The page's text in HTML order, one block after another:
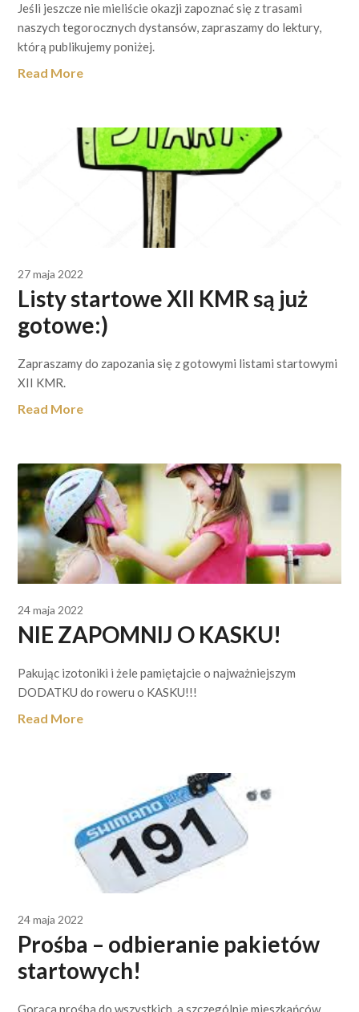
Jeśli jeszcze nie mieliście okazji zapoznać się z trasami
naszych tegorocznych dystansów, zapraszamy do lektury,
którą publikujemy poniżej.
Read More
27 maja 2022
Listy startowe XII KMR są już
gotowe:)
Zapraszamy do zapozania się z gotowymi listami startowymi
XII KMR.
Read More
24 maja 2022
NIE ZAPOMNIJ O KASKU!
Pakując izotoniki i żele pamiętajcie o najważniejszym
DODATKU do roweru o KASKU!!!
Read More
24 maja 2022
Prośba – odbieranie pakietów
startowych!
Gorąca prośba do wszystkich, a szczególnie mieszkańców